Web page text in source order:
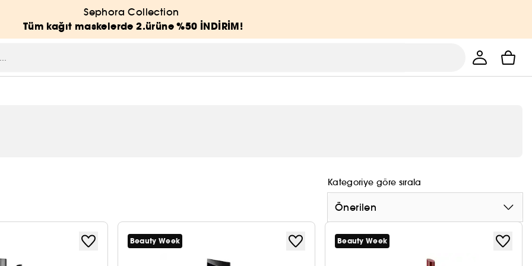
Sephora Collection
Tüm kağıt maskelerde 2.ürüne %50 İNDİRİM!
Kategoriye göre sırala
Önerilen
Beauty Week Beauty Week